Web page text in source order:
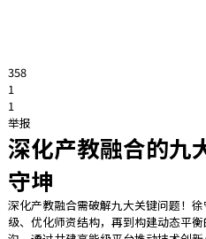
358
1
1
举报
深化产教融合的
守坤
深化产教融合需破解九大关键问题！
级、优化师资结构，再到构建动态平